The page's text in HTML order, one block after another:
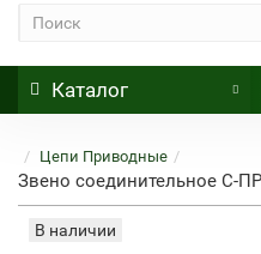
Каталог
Цепи Приводные
Звено соединительное С-
В наличии